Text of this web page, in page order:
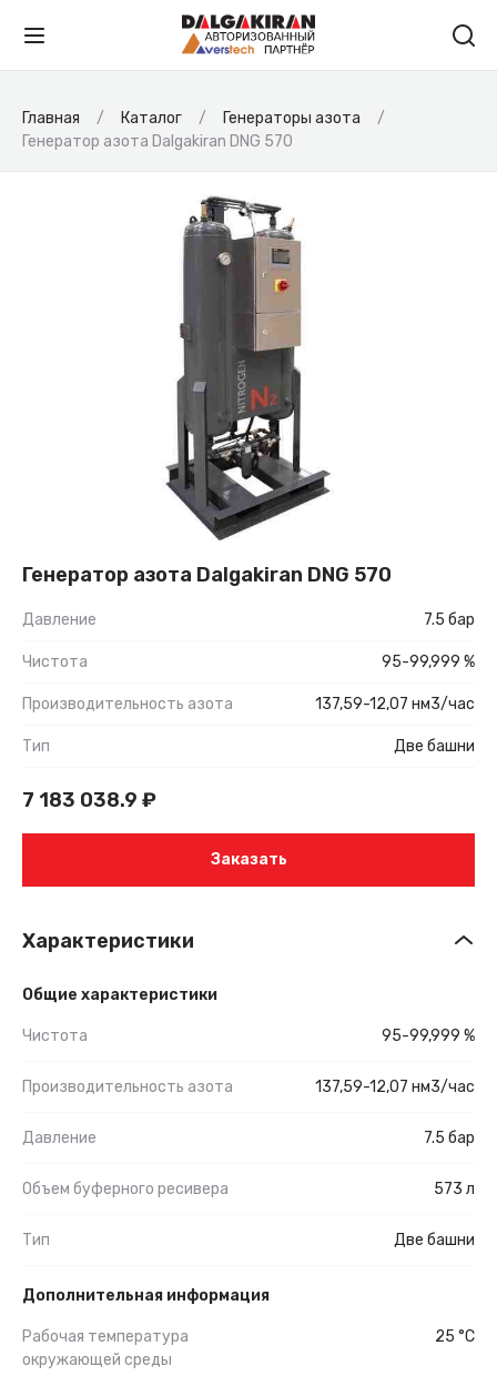
Главная Каталог
Генераторы азота
Генератор азота Dalgakiran DNG 570
Генератор азота Dalgakiran DNG 570
Давление 7.5 бар
Чистота 95-99,999 %
Производительность азота 137,59-12,07 нм3/час
Тип Две башни
7 183 038.9 ₽
Заказать
Характеристики
Общие характеристики
Чистота 95-99,999 %
Производительность азота 137,59-12,07 нм3/час
Давление 7.5 бар
Объем буферного ресивера 573 л
Тип Две башни
Дополнительная информация
Рабочая температура
окружающей среды
25 °C